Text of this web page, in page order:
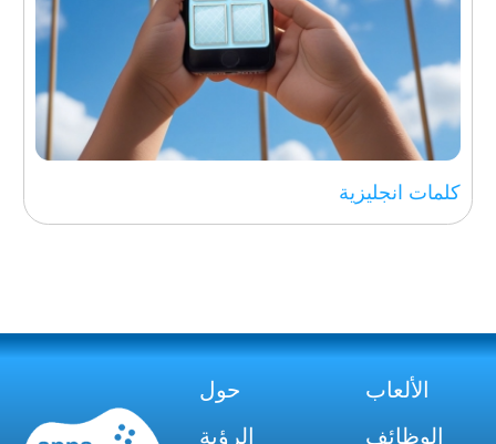
كلمات انجليزية
حول
الألعاب
الرؤية
الوظائف